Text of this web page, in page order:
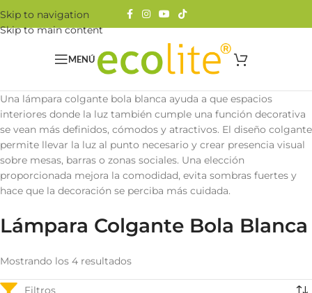
Skip to navigation
Skip to main content
MENÚ
Una lámpara colgante bola blanca ayuda a que espacios
interiores donde la luz también cumple una función decorativa
se vean más definidos, cómodos y atractivos. El diseño colgante
permite llevar la luz al punto necesario y crear presencia visual
sobre mesas, barras o zonas sociales. Una elección
proporcionada mejora la comodidad, evita sombras fuertes y
hace que la decoración se perciba más cuidada.
Lámpara Colgante Bola Blanca
Mostrando los 4 resultados